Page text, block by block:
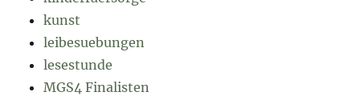
kunst
leibesuebungen
lesestunde
MGS4 Finalisten